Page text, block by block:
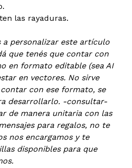
las rayaduras.
personalizar este artículo
que tenés que contar con
en formato editable (sea AI
en vectores. No sirve
contar con ese formato, se
desarrollarlo. -consultar-
de manera unitaria con las
para regalos, no te
nos encargamos y te
disponibles para que